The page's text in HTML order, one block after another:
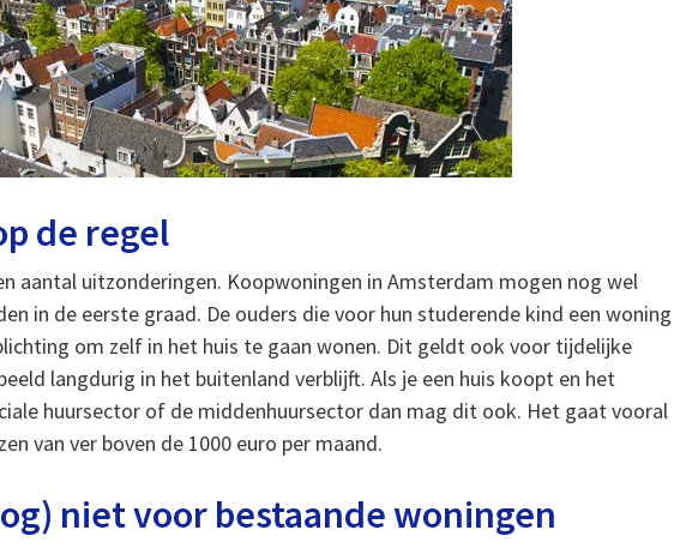
de regel
aantal uitzonderingen. Koopwoningen in Amsterdam mogen nog wel
in de eerste graad. De ouders die voor hun studerende kind een woning
om zelf in het huis te gaan wonen. Dit geldt ook voor tijdelijke
langdurig in het buitenland verblijft. Als je een huis koopt en het
huursector of de middenhuursector dan mag dit ook. Het gaat vooral
van ver boven de 1000 euro per maand.
niet voor bestaande woningen